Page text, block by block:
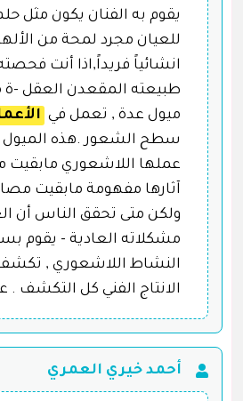
يقوم به الفنان يكون مثل
للعيان مجرد لمحة من
انشائياً فريداً,اذا أنت
طبيعته المقعدن العقل -ة
ميول عدة , تعمل في
سطح الشعور .هذه
عملها اللاشعوري مابقيت
آثارها مفهومة مابقيت
ولكن متى تحقق الناس أن
مشكلاته العادية - يقوم
النشاط اللاشعوري ,
الانتاج الفني كل التكشف .
أحمد خيري العمري